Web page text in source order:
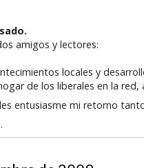
amigos y lectores:
locales y
de los liberales en la red,
entusiasme mi retorno